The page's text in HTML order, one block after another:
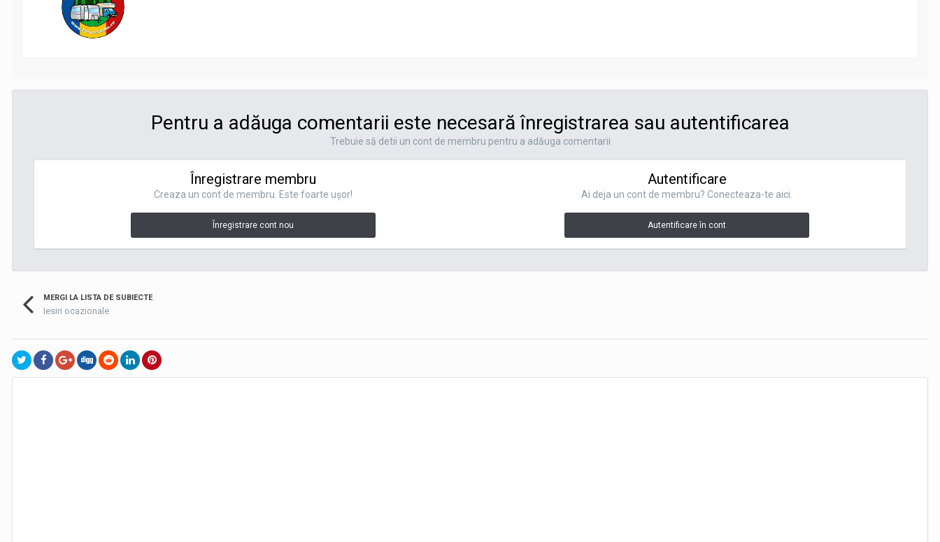
Pentru a adăuga comentarii este necesară înregistrarea sau autentificarea
Trebuie să detii un cont de membru pentru a adăuga comentarii
Înregistrare membru
Creaza un cont de membru. Este foarte uşor!
Înregistrare cont nou
Autentificare
Ai deja un cont de membru? Conecteaza-te aici.
Autentificare în cont
MERGI LA LISTA DE SUBIECTE
Iesiri ocazionale